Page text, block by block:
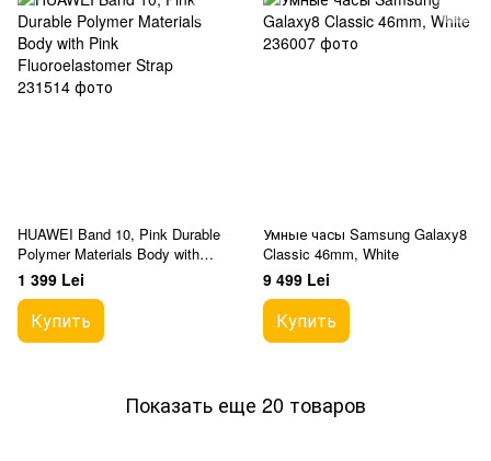
HUAWEI Band 10, Pink Durable
Polymer Materials Body with
Pink Fluoroelastomer Strap
1 399 Lei
Купить
Умные часы Samsung Galaxy8
Classic 46mm, White
9 499 Lei
Купить
Показать еще 20 товаров